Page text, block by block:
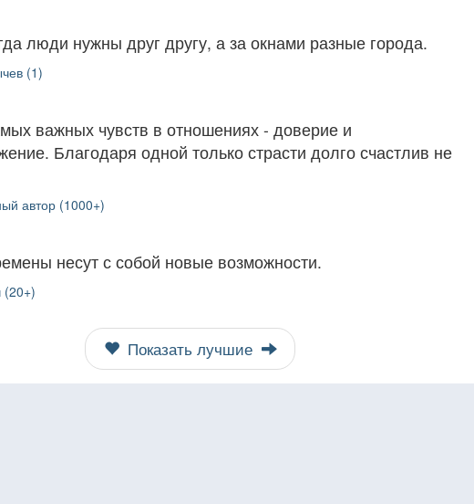
люди нужны друг другу, а за окнами разные города.
(1)
важных чувств в отношениях - доверие и
Благодаря одной только страсти долго счастлив не
автор (1000+)
несут с собой новые возможности.
(20+)
Показать лучшие